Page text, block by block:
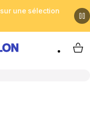
sur une sélection
My